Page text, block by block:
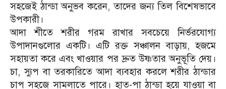
সহজেই ঠান্ডা অনুভব করেন, তাদের জন্য তিল বিশেষভাবে
উপকারী।
আদা শীতে শরীর গরম রাখার সবচেয়ে নির্ভরযোগ্য
উপাদানগুলোর একটি। এটি রক্ত সঞ্চালন বাড়ায়, হজমে
সহায়তা করে এবং খাওয়ার পর দ্রুত উষ্ণতার অনুভূতি দেয়।
চা, স্যুপ বা তরকারিতে আদা ব্যবহার করলে শরীর ঠান্ডার
চাপ সহজে সামলাতে পারে। হাত-পা ঠান্ডা হয়ে যাওয়া বা